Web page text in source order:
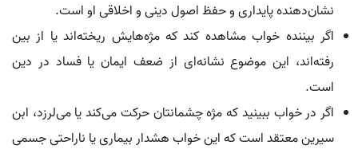
نشان‌دهنده پایداری و حفظ اصول دینی و اخلاقی او است.
اگر بیننده خواب مشاهده کند که مژه‌هایش ریخته‌اند یا از بین
رفته‌اند، این موضوع نشانه‌ای از ضعف ایمان یا فساد در دین
است.
اگر در خواب ببینید که مژه چشمانتان حرکت می‌کند یا می‌لرزد، ابن
سیرین معتقد است که این خواب هشدار بیماری یا ناراحتی جسمی